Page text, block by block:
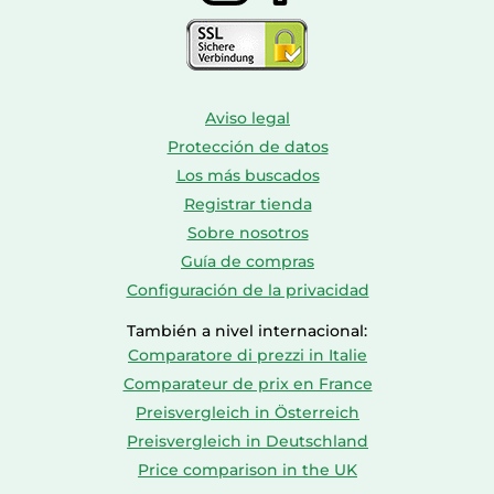
Aviso legal
Protección de datos
Los más buscados
Registrar tienda
Sobre nosotros
Guía de compras
Configuración de la privacidad
También a nivel internacional:
Comparatore di prezzi in Italie
Comparateur de prix en France
Preisvergleich in Österreich
Preisvergleich in Deutschland
Price comparison in the UK